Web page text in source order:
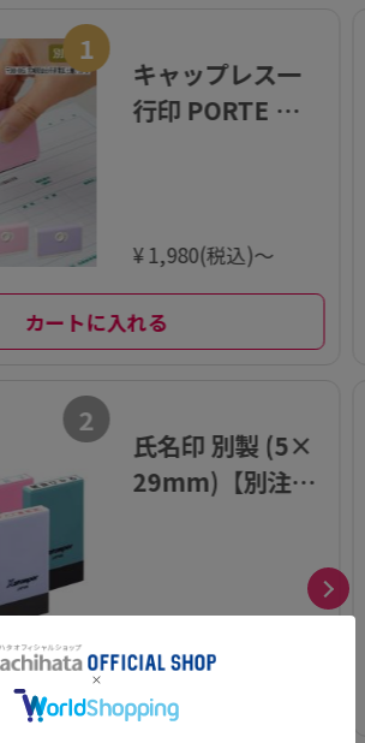
1
キャップレス一
行印 PORTE ポル
¥ 1,980(税込)～
カートに入れる
2
氏名印 別製 (5×
29mm)【別注
¥ 660(税込)～
印面設定